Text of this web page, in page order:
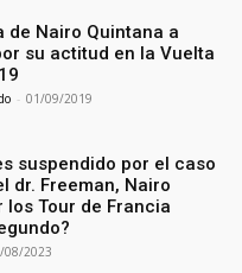
de Nairo Quintana a
su actitud en la Vuelta
- 01/09/2019
suspendido por el caso
dr. Freeman, Nairo
los Tour de Francia
08/2023